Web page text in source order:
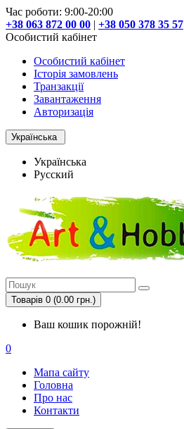
Час роботи: 9:00-20:00
+38 063 872 00 00 | +38 050 378 35 57
Особистий кабінет
Особистий кабінет
Історія замовлень
Транзакції
Завантаження
Авторизація
Українська
Українська
Русский
Товарів 0 (0.00 грн.)
Ваш кошик порожній!
0
Мапа сайту
Головна
Про нас
Контакти